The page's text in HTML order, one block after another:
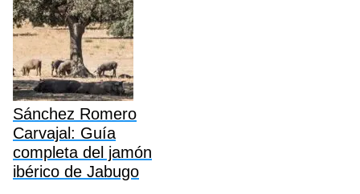
Sánchez Romero
Carvajal: Guía
completa del jamón
ibérico de Jabugo